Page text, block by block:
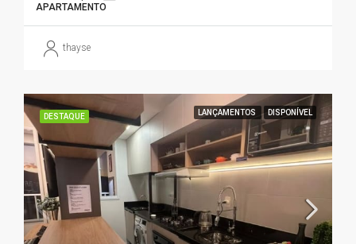
APARTAMENTO
thayse
DESTAQUE LANÇAMENTOS DISPONÍVEL